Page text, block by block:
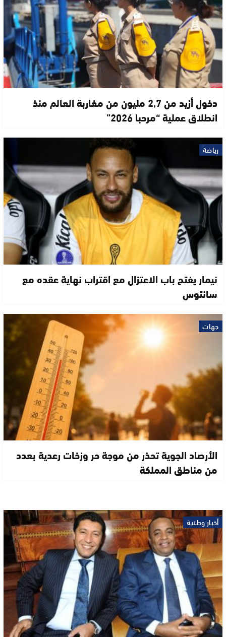
دخول أزيد من 2,7 مليون من مغاربة العالم منذ
انطلاق عملية “مرحبا 2026”
رياضة
نيمار يفتح باب الاعتزال مع اقتراب نهاية عقده مع
سانتوس
جهات
الأرصاد الجوية تحذر من موجة حر وزخات رعدية بعدد
من مناطق المملكة
أخبار وطنية